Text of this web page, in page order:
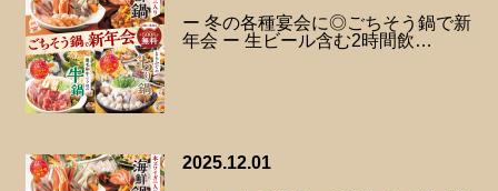
ー 冬の各種宴会に◎ごちそう鍋で新
年会 ー 生ビール含む2時間飲…
2025.12.01